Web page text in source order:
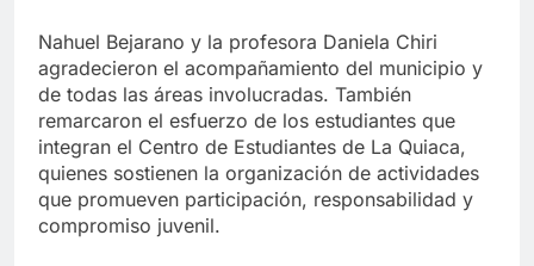
Nahuel Bejarano y la profesora Daniela Chiri
agradecieron el acompañamiento del municipio y
de todas las áreas involucradas. También
remarcaron el esfuerzo de los estudiantes que
integran el Centro de Estudiantes de La Quiaca,
quienes sostienen la organización de actividades
que promueven participación, responsabilidad y
compromiso juvenil.